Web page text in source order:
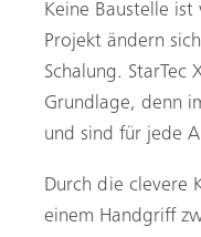
Keine Baustelle
Projekt ändern
Schalung. StarTec
Grundlage, denn
und sind für jede
Durch die clevere
einem Handgriff